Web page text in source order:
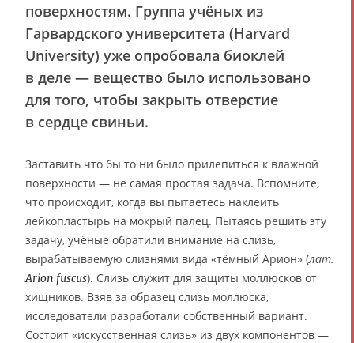
поверхностям. Группа учёных из
Гарвардского университета (Harvard
University) уже опробовала биоклей
в деле — вещество было использовано
для того, чтобы закрыть отверстие
в сердце свиньи.
Заставить что бы то ни было прилепиться к влажной
поверхности — не самая простая задача. Вспомните,
что происходит, когда вы пытаетесь наклеить
лейкопластырь на мокрый палец. Пытаясь решить эту
задачу, учёные обратили внимание на слизь,
вырабатываемую слизнями вида «тёмный Арион» (лат.
Arion fuscus). Слизь служит для защиты моллюсков от
хищников. Взяв за образец слизь моллюска,
исследователи разработали собственный вариант.
Состоит «искусственная слизь» из двух компонентов —